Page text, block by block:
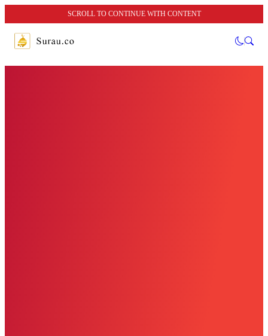
SCROLL TO CONTINUE WITH CONTENT